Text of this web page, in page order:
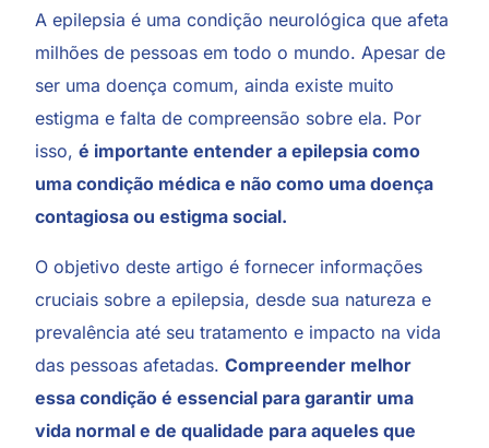
A epilepsia é uma condição neurológica que afeta
milhões de pessoas em todo o mundo. Apesar de
ser uma doença comum, ainda existe muito
estigma e falta de compreensão sobre ela. Por
isso,é importante entender a epilepsia como
uma condição médica e não como uma doença
contagiosa ou estigma social.
O objetivo deste artigo é fornecer informações
cruciais sobre a epilepsia, desde sua natureza e
prevalência até seu tratamento e impacto na vida
das pessoas afetadas.Compreender melhor
essa condição é essencial para garantir uma
vida normal e de qualidade para aqueles que